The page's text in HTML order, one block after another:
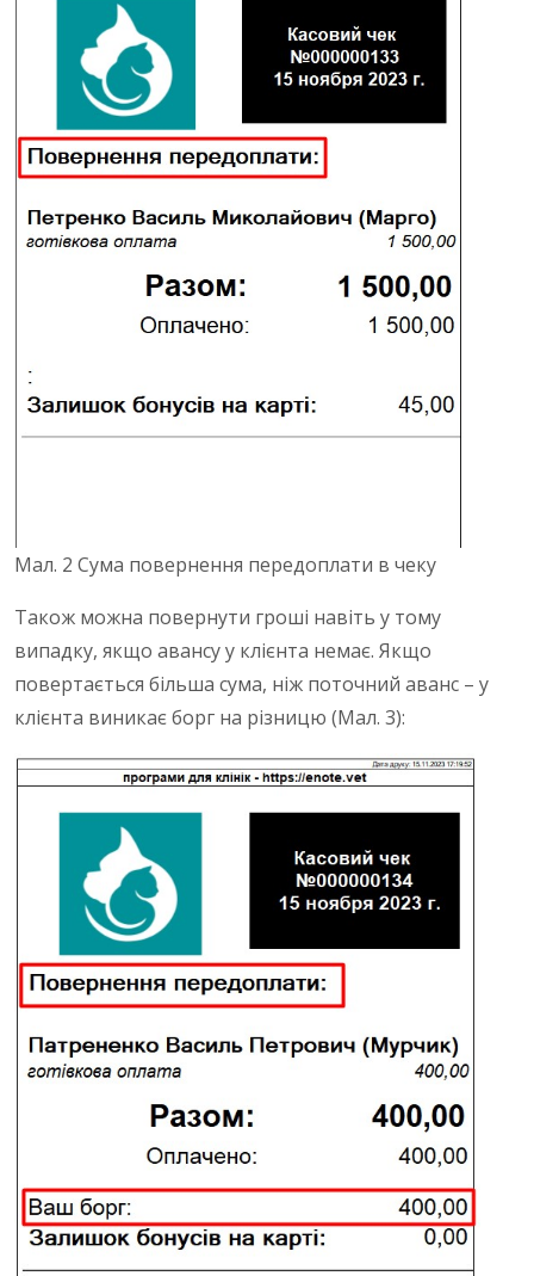
Мал. 2 Сума повернення передоплати в чеку
Також можна повернути гроші навіть у тому
випадку, якщо авансу у клієнта немає. Якщо
повертається більша сума, ніж поточний аванс – у
клієнта виникає борг на різницю (Мал. 3):